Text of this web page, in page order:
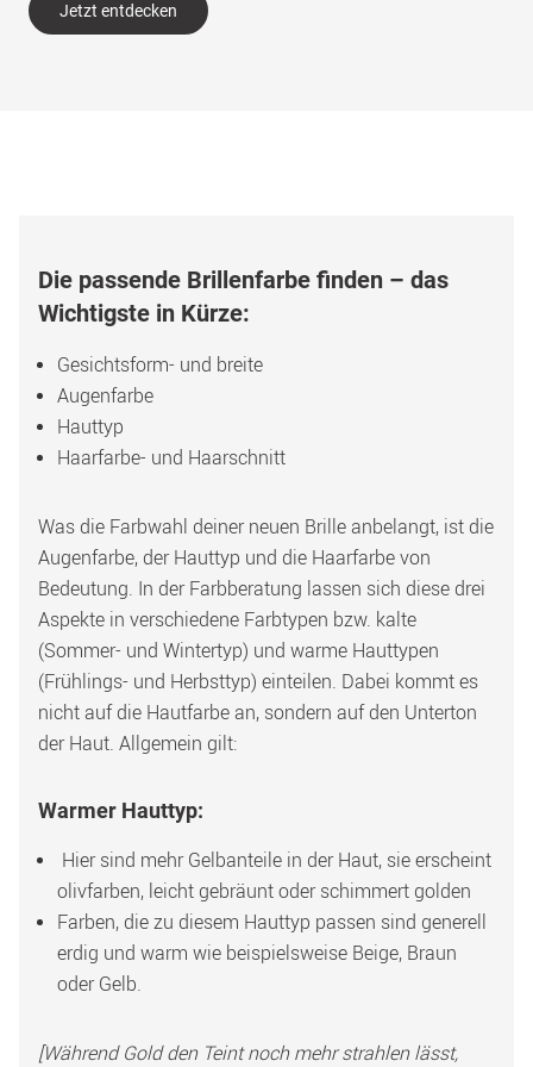
Jetzt entdecken
Die passende Brillenfarbe finden – das
Wichtigste in Kürze:
Gesichtsform- und breite
Augenfarbe
Hauttyp
Haarfarbe- und Haarschnitt
Was die Farbwahl deiner neuen Brille anbelangt, ist die
Augenfarbe, der Hauttyp und die Haarfarbe von
Bedeutung. In der Farbberatung lassen sich diese drei
Aspekte in verschiedene Farbtypen bzw. kalte
(Sommer- und Wintertyp) und warme Hauttypen
(Frühlings- und Herbsttyp) einteilen. Dabei kommt es
nicht auf die Hautfarbe an, sondern auf den Unterton
der Haut. Allgemein gilt:
Warmer Hauttyp:
Hier sind mehr Gelbanteile in der Haut, sie erscheint
olivfarben, leicht gebräunt oder schimmert golden
Farben, die zu diesem Hauttyp passen sind generell
erdig und warm wie beispielsweise Beige, Braun
oder Gelb.
[Während Gold den Teint noch mehr strahlen lässt,